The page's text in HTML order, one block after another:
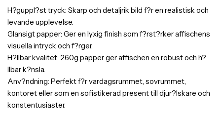
H?guppl?st tryck: Skarp och detaljrik bild f?r en realistisk och
levande upplevelse.
Glansigt papper: Ger en lyxig finish som f?rst?rker affischens
visuella intryck och f?rger.
H?llbar kvalitet: 260g papper ger affischen en robust och h?
llbar k?nsla.
Anv?ndning: Perfekt f?r vardagsrummet, sovrummet,
kontoret eller som en sofistikerad present till djur?lskare och
konstentusiaster.